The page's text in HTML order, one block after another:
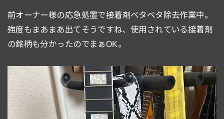
前オーナー様の応急処置で接着剤ベタベタ除去作業中。
強度もまあまあ出てそうですね、使用されている接着剤
の銘柄も分かったのでまぁOK。